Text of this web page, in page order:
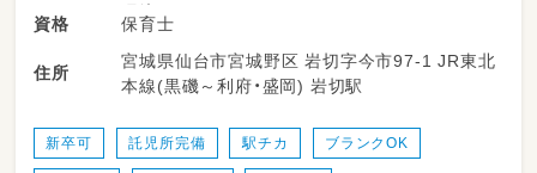
環境です！
＜一日の流れ＞
◎平日の放課後利用
14：30～送迎出発で各学校お迎え
15：30～支援時間
資格 保育士
住所
宮城県仙台市宮城野区 岩切字今市97-1 JR東北
本線(黒磯～利府・盛岡) 岩切駅
新卒可 託児所完備 駅チカ ブランクOK